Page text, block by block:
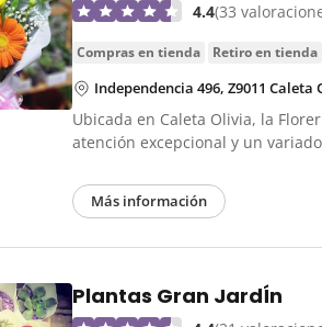
4.4(33
compras en tienda retiro en tienda
Independencia 496, Z9011 Caleta
Ubicada en Caleta Olivia, la
atención excepcional y un
Más información
Plantas Gran JardÍn